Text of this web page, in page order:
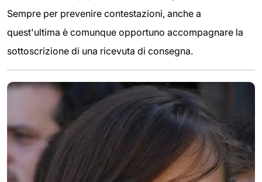
Sempre per prevenire contestazioni, anche a
quest'ultima è comunque opportuno accompagnare la
sottoscrizione di una ricevuta di consegna.